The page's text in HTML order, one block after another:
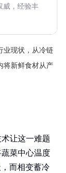
威，经验丰
业现状，从冷链
将新鲜食材从产
让这一难题
菜中心温度
而相变蓄冷